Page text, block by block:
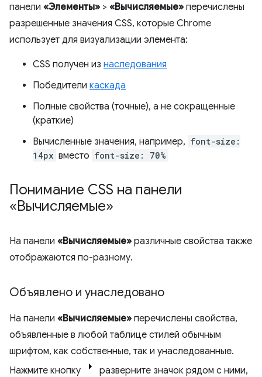
панели «Элементы» > «Вычисляемые» перечислены
разрешенные значения CSS, которые Chrome
использует для визуализации элемента:
CSS получен из наследования
Победители каскада
Полные свойства (точные), а не сокращенные
(краткие)
Вычисленные значения, например, font-size:
14px вместо font-size: 70%
Понимание CSS на панели
«Вычисляемые»
На панели «Вычисляемые» различные свойства также
отображаются по-разному.
Объявлено и унаследовано
На панели «Вычисляемые» перечислены свойства,
объявленные в любой таблице стилей обычным
шрифтом, как собственные, так и унаследованные.
Нажмите кнопку
разверните значок рядом с ними,